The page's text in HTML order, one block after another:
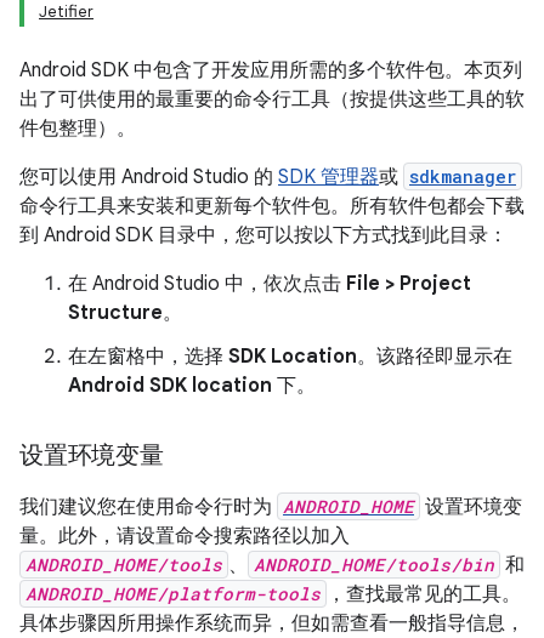
Jetifier
Android SDK 中包含了开发应用所需的多个软件包。本页列
出了可供使用的最重要的命令行工具（按提供这些工具的软
件包整理）。
您可以使用 Android Studio 的 SDK 管理器或 sdkmanager
命令行工具来安装和更新每个软件包。所有软件包都会下载
到 Android SDK 目录中，您可以按以下方式找到此目录：
在 Android Studio 中，依次点击 File > Project
Structure。
在左窗格中，选择 SDK Location。该路径即显示在
Android SDK location 下。
设置环境变量
我们建议您在使用命令行时为 ANDROID_HOME 设置环境变
量。此外，请设置命令搜索路径以加入
ANDROID_HOME/tools 、 ANDROID_HOME/tools/bin 和
ANDROID_HOME/platform-tools
，查找最常见的工具。
具体步骤因所用操作系统而异，但如需查看一般指导信息，